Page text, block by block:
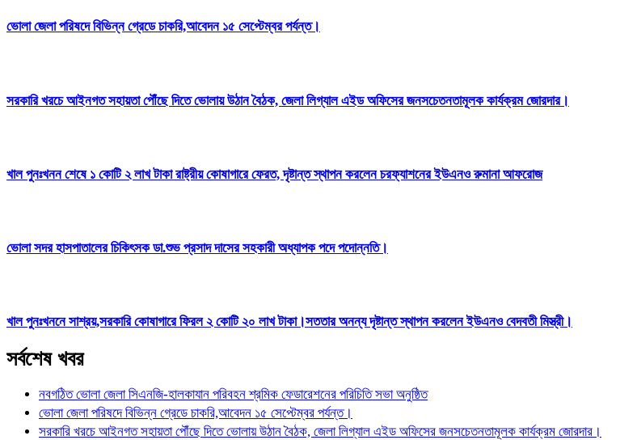
ভোলা জেলা পরিষদে বিভিন্ন গ্রেডে চাকরি,আবেদন ১৫ সেপ্টেম্বর পর্যন্ত।
সরকারি খরচে আইনগত সহায়তা পৌঁছে দিতে ভোলায় উঠান বৈঠক, জেলা লিগ্যাল এইড অফিসের জনসচেতনতামূলক কার্যক্রম জোরদার।
খাল পুনঃখনন শেষে ১ কোটি ২ লাখ টাকা রাষ্ট্রীয় কোষাগারে ফেরত, দৃষ্টান্ত স্থাপন করলেন চরফ্যাশনের ইউএনও রুমানা আফরোজ
ভোলা সদর হাসপাতালের চিকিৎসক ডা.শুভ প্রসাদ দাসের সহকারী অধ্যাপক পদে পদোন্নতি।
খাল পুনঃখননে সাশ্রয়,সরকারি কোষাগারে ফিরল ২ কোটি ২০ লাখ টাকা।সততার অনন্য দৃষ্টান্ত স্থাপন করলেন ইউএনও বেদবতী মিস্ত্রী।
সর্বশেষ খবর
নবগঠিত ভোলা জেলা সিএনজি-হালকাযান পরিবহন শ্রমিক ফেডারেশনের পরিচিতি সভা অনুষ্ঠিত
ভোলা জেলা পরিষদে বিভিন্ন গ্রেডে চাকরি,আবেদন ১৫ সেপ্টেম্বর পর্যন্ত।
সরকারি খরচে আইনগত সহায়তা পৌঁছে দিতে ভোলায় উঠান বৈঠক, জেলা লিগ্যাল এইড অফিসের জনসচেতনতামূলক কার্যক্রম জোরদার।